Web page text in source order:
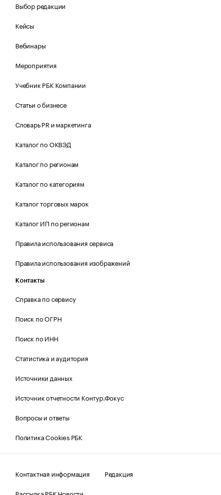
Выбор редакции
Кейсы
Вебинары
Мероприятия
Учебник РБК Компании
Статьи о бизнесе
Словарь PR и маркетинга
Каталог по ОКВЭД
Каталог по регионам
Каталог по категориям
Каталог торговых марок
Каталог ИП по регионам
Правила использования сервиса
Правила использования изображений
Контакты
Справка по сервису
Поиск по ОГРН
Поиск по ИНН
Статистика и аудитория
Источники данных
Источник отчетности Контур.Фокус
Вопросы и ответы
Политика Cookies РБК
Контактная информация
Редакция